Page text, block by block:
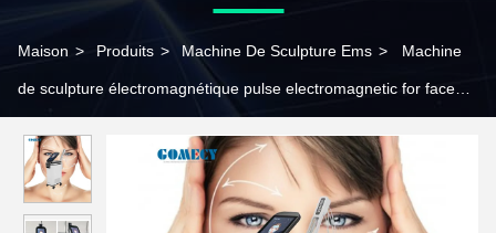
Maison > Produits > Machine De Sculpture Ems > Machine
de sculpture électromagnétique pulse electromagnetic for face